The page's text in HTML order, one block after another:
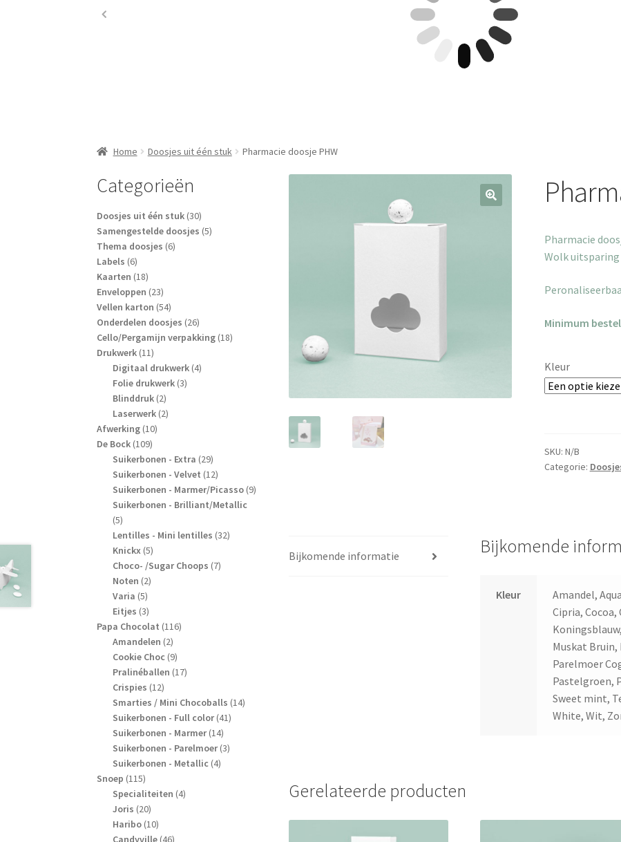
Home Doosjes uit één stuk Pharmacie doosje PHW
Pharmacie
Wolk uitsparing
Minimum
Kleur
SKU: N/B
Categorie:
Bijkomende informatie Bijkomende
Kleur
Amandel,
Cipria, Cocoa,
Muskat Bruin,
Parelmoer
Pastelgroen,
Sweet mint,
White, Wit,
Gerelateerde producten
Categorieën
Doosjes uit één stuk 3030
producten
Samengestelde doosjes 55
Thema doosjes 66
Labels 66
producten
Kaarten 1818
producten
Enveloppen 2323
producten
Vellen karton 5454
producten
Onderdelen doosjes 2626
producten
Cello/Pergamijn verpakking 1818
Drukwerk 1111
producten
Digitaal drukwerk 44
Folie drukwerk 33
Blinddruk 22
producten
Laserwerk 22
Afwerking 1010
De Bock 109109
producten
Suikerbonen - Extra 2929
producten
Suikerbonen - Velvet 1212
producten
Suikerbonen - Marmer/Picasso 99
Suikerbonen - Brilliant/Metallic
55
producten
Lentilles - Mini lentilles 3232
Knickx 55
producten
Choco- /Sugar Choops 77
Noten 22
Varia 55
producten
Eitjes 33
producten
Papa Chocolat 116116
Amandelen 22
producten
Cookie Choc 99
producten
Pralinéballen 1717
Crispies 1212
producten
Smarties / Mini Chocoballs 1414
Suikerbonen - Full color 4141
Suikerbonen - Marmer 1414
producten
Suikerbonen - Parelmoer 33
Suikerbonen - Metallic 44
Snoep 115115
producten
Specialiteiten 44
Joris 2020
producten
Haribo 1010
producten
Candyville 4646